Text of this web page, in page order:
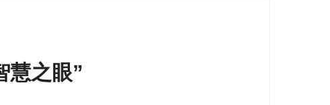
慧之眼”